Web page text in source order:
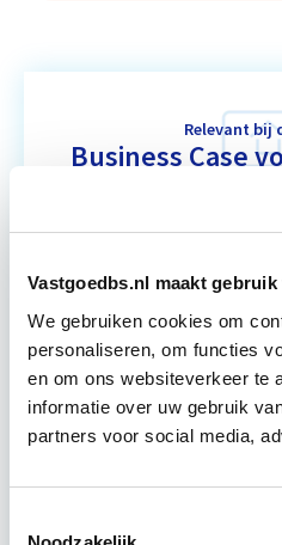
Vastgoedbs.nl maakt
We gebruiken cookies om
personaliseren, om functies
en om ons websiteverkeer te
informatie over uw gebruik
partners voor social media,
Relevant bij
Business Case
vastgoedprojecten te
verbeteren. De
komen voorbij, waarbij
Utrecht en/of online
15 Lesdagen